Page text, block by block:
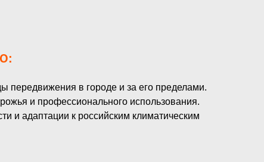
в городе и за его пределами.
и профессионального использования.
и адаптации к российским климатическим